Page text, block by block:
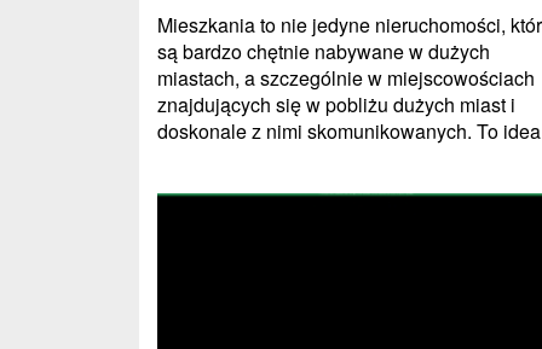
Mieszkania to nie jedyne nieruchomości,
są bardzo chętnie nabywane w dużych
miastach, a szczególnie w miejscowościach
znajdujących się w pobliżu dużych miast i
doskonale z nimi skomunikowanych. To